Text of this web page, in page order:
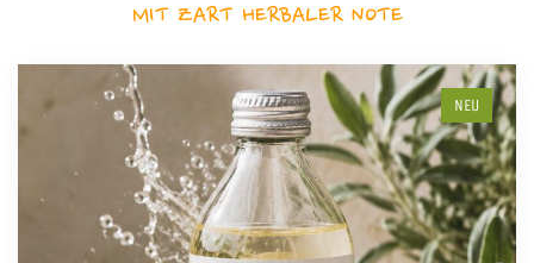
MIT ZART HERBALER NOTE
NEU